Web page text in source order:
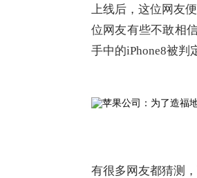
上线后，这位网友
位网友有些不敢相
手中的iPhone8被判
有很多网友都猜测